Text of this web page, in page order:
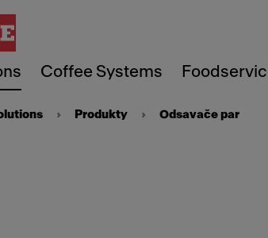
Coffee Systems
Produkty Odsavače par